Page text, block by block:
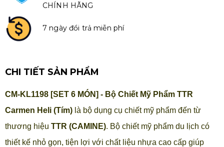
CHÍNH HÃNG
7 ngày đổi trả miễn phí
CHI TIẾT SẢN PHẨM
CM-KL1198 [SET 6 MÓN] - Bộ Chiết Mỹ Phẩm TTR
Carmen Heli (Tím) là bộ dụng cụ chiết mỹ phẩm đến từ
thương hiệu TTR (CAMINE). Bộ chiết mỹ phẩm du lịch có
thiết kế nhỏ gọn, tiện lợi với chất liệu nhựa cao cấp giúp